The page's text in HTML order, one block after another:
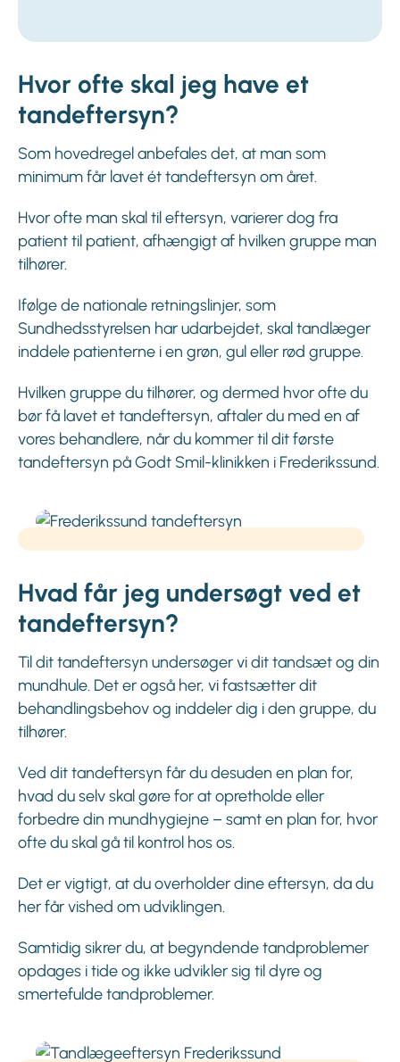
Hvor ofte skal jeg have et
tandeftersyn?
Som hovedregel anbefales det, at man som
minimum får lavet ét tandeftersyn om året.
Hvor ofte man skal til eftersyn, varierer dog fra
patient til patient, afhængigt af hvilken gruppe man
tilhører.
Ifølge de nationale retningslinjer, som
Sundhedsstyrelsen har udarbejdet, skal tandlæger
inddele patienterne i en grøn, gul eller rød gruppe.
Hvilken gruppe du tilhører, og dermed hvor ofte du
bør få lavet et tandeftersyn, aftaler du med en af
vores behandlere, når du kommer til dit første
tandeftersyn på Godt Smil-klinikken i Frederikssund.
Hvad får jeg undersøgt ved et
tandeftersyn?
Til dit tandeftersyn undersøger vi dit tandsæt og din
mundhule. Det er også her, vi fastsætter dit
behandlingsbehov og inddeler dig i den gruppe, du
tilhører.
Ved dit tandeftersyn får du desuden en plan for,
hvad du selv skal gøre for at opretholde eller
forbedre din mundhygiejne – samt en plan for, hvor
ofte du skal gå til kontrol hos os.
Det er vigtigt, at du overholder dine eftersyn, da du
her får vished om udviklingen.
Samtidig sikrer du, at begyndende tandproblemer
opdages i tide og ikke udvikler sig til dyre og
smertefulde tandproblemer.